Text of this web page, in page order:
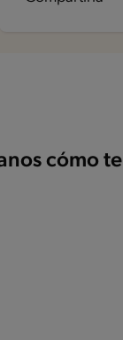
cómo te